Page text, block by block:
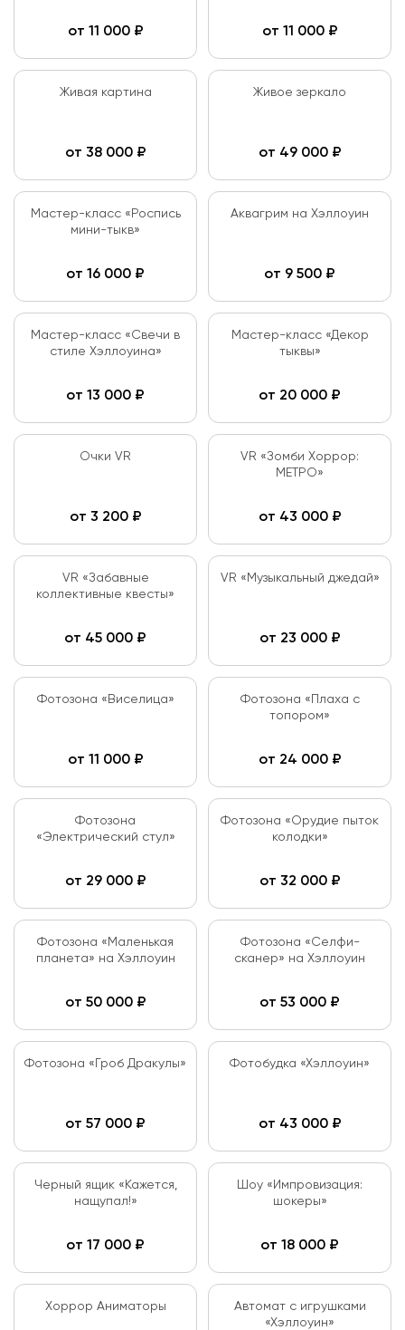
от 11 000₽ от 11 000₽
Живая картина
от 38 000₽
Живое зеркало
от 49 000₽
Мастер-класс «Роспись
мини-тыкв»
от 16 000 ₽
Аквагрим на Хэллоуин
от 9 500 ₽
Мастер-класс «Свечи в
стиле Хэллоуина»
от 13 000 ₽
Мастер-класс «Декор
тыквы»
от 20 000 ₽
Очки VR
от 3 200₽
VR «Зомби Хоррор:
МЕТРО»
от 43 000₽
VR «Забавные
коллективные квесты»
от 45 000 ₽
VR «Музыкальный джедай»
от 23 000₽
Фотозона «Виселица»
от 11 000₽
Фотозона «Плаха с
топором»
от 24 000₽
Фотозона
«Электрический стул»
от 29 000₽
Фотозона «Орудие пыток
колодки»
от 32 000₽
Фотозона «Маленькая
планета» на Хэллоуин
от 50 000₽
Фотозона «Селфи-
сканер» на Хэллоуин
от 53 000 ₽
Фотозона «Гроб Дракулы»
от 57 000 ₽
Фотобудка «Хэллоуин»
от 43 000₽
Черный ящик «Кажется,
нащупал!»
от 17 000 ₽
Шоу «Импровизация:
шокеры»
от 18 000 ₽
Хоррор Аниматоры
Автомат с игрушками
«Хэллоуин»